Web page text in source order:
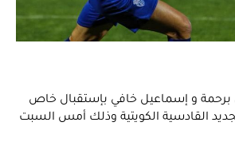
و إسماعيل خافي بإستقبال خاص
القادسية الكويتية وذلك أمس السبت